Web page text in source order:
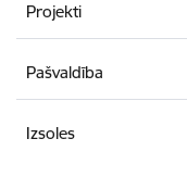
Projekti
Pašvaldība
Izsoles